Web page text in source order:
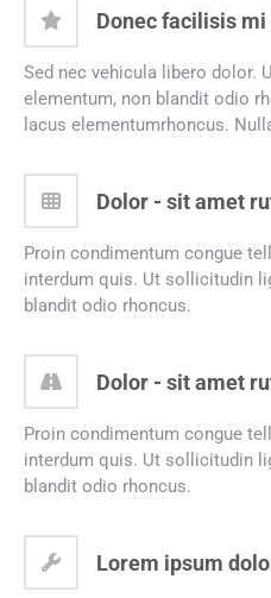
Donec facilisis mi
Sed nec vehicula libero dolor.
elementum, non blandit odio
lacus elementumrhoncus.
Dolor - sit amet
Proin condimentum congue
interdum quis. Ut sollicitudin
blandit odio rhoncus.
Dolor - sit amet
Proin condimentum congue
interdum quis. Ut sollicitudin
blandit odio rhoncus.
Lorem ipsum